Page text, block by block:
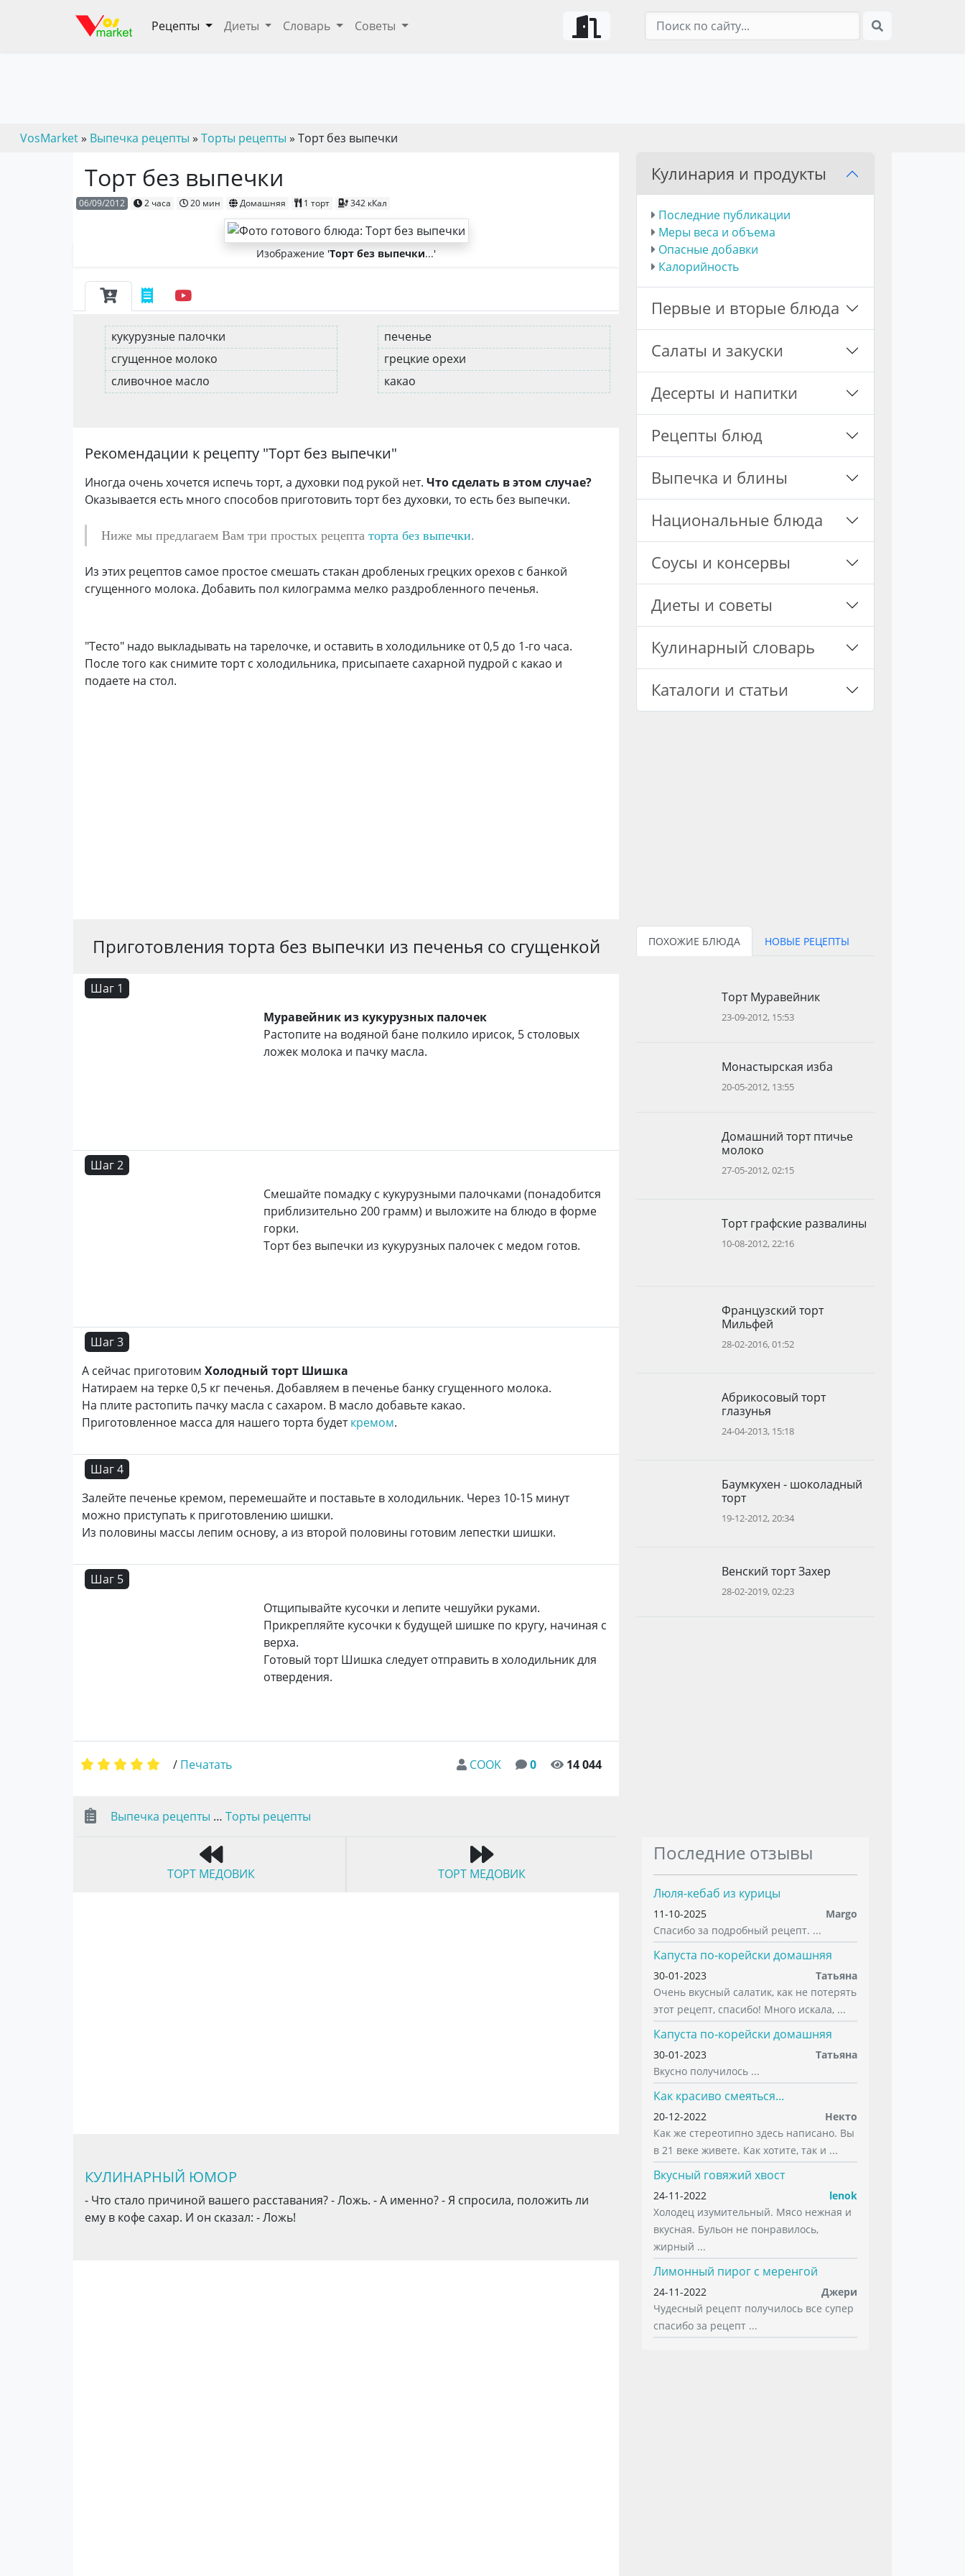
Рецепты Диеты Словарь Советы
VosMarket» Выпечка рецепты » Торты рецепты » Торт без выпечки
Торт без выпечки
06/09/2012 2 часа 20 мин Домашняя 1 торт 342 кКал
Изображение 'Торт без выпечки...'
кукурузные палочки
сгущенное молоко
сливочное масло
печенье
грецкие орехи
какао
Рекомендации к рецепту "Торт без выпечки"
Иногда очень хочется испечь торт, а духовки под рукой нет. Что сделать в этом случае?
Оказывается есть много способов приготовить торт без духовки, то есть без выпечки.
Ниже мы предлагаем Вам три простых рецепта торта без выпечки.
Из этих рецептов самое простое смешать стакан дробленых грецких орехов с банкой
сгущенного молока. Добавить пол килограмма мелко раздробленного печенья.
"Тесто" надо выкладывать на тарелочке, и оставить в холодильнике от 0,5 до 1-го часа.
После того как снимите торт с холодильника, присыпаете сахарной пудрой с какао и
подаете на стол.
Приготовления торта без выпечки из печенья со сгущенкой
Шаг 1
Муравейник из кукурузных палочек
Растопите на водяной бане полкило ирисок, 5 столовых
ложек молока и пачку масла.
Шаг 2
Смешайте помадку с кукурузными палочками (понадобится
приблизительно 200 грамм) и выложите на блюдо в форме
горки.
Торт без выпечки из кукурузных палочек с медом готов.
Шаг 3
А сейчас приготовим Холодный торт Шишка
Натираем на терке 0,5 кг печенья. Добавляем в печенье банку сгущенного молока.
На плите растопить пачку масла с сахаром. В масло добавьте какао.
Приготовленное масса для нашего торта будеткремом.
Шаг 4
Залейте печенье кремом, перемешайте и поставьте в холодильник. Через 10-15 минут
можно приступать к приготовлению шишки.
Из половины массы лепим основу, а из второй половины готовим лепестки шишки.
Шаг 5
Отщипывайте кусочки и лепите чешуйки руками.
Прикрепляйте кусочки к будущей шишке по кругу, начиная с
верха.
Готовый торт Шишка следует отправить в холодильник для
отвердения.
COOK 0 14 044
/ Печатать
Выпечка рецепты … Торты рецепты
ТОРТ МЕДОВИК ТОРТ МЕДОВИК
КУЛИНАРНЫЙ ЮМОР
- Что стало причиной вашего расставания? - Ложь. - А именно? - Я спросила, положить ли
ему в кофе сахар. И он сказал: - Ложь!
Кулинария и продукты
Последние публикации
Меры веса и объема
Опасные добавки
Калорийность
Первые и вторые блюда
Салаты и закуски
Десерты и напитки
Рецепты блюд
Выпечка и блины
Национальные блюда
Соусы и консервы
Диеты и советы
Кулинарный словарь
Каталоги и статьи
ПОХОЖИЕ БЛЮДА НОВЫЕ РЕЦЕПТЫ
Торт Муравейник
23-09-2012, 15:53
Монастырская изба
20-05-2012, 13:55
Домашний торт птичье
молоко
27-05-2012, 02:15
Торт графские развалины
10-08-2012, 22:16
Французский торт
Мильфей
28-02-2016, 01:52
Абрикосовый торт
глазунья
24-04-2013, 15:18
Баумкухен - шоколадный
торт
19-12-2012, 20:34
Венский торт Захер
28-02-2019, 02:23
Последние отзывы
Люля-кебаб из курицы
11-10-2025
Margo
Спасибо за подробный рецепт. ...
Капуста по-корейски домашняя
30-01-2023
Татьяна
Очень вкусный салатик, как не потерять
этот рецепт, спасибо! Много искала, ...
Капуста по-корейски домашняя
30-01-2023
Татьяна
Вкусно получилось ...
Как красиво смеяться...
20-12-2022
Некто
Как же стереотипно здесь написано. Вы
в 21 веке живете. Как хотите, так и ...
Вкусный говяжий хвост
24-11-2022
lenok
Холодец изумительный. Мясо нежная и
вкусная. Бульон не понравилось,
жирный ...
Лимонный пирог с меренгой
24-11-2022
Джери
Чудесный рецепт получилось все супер
спасибо за рецепт ...